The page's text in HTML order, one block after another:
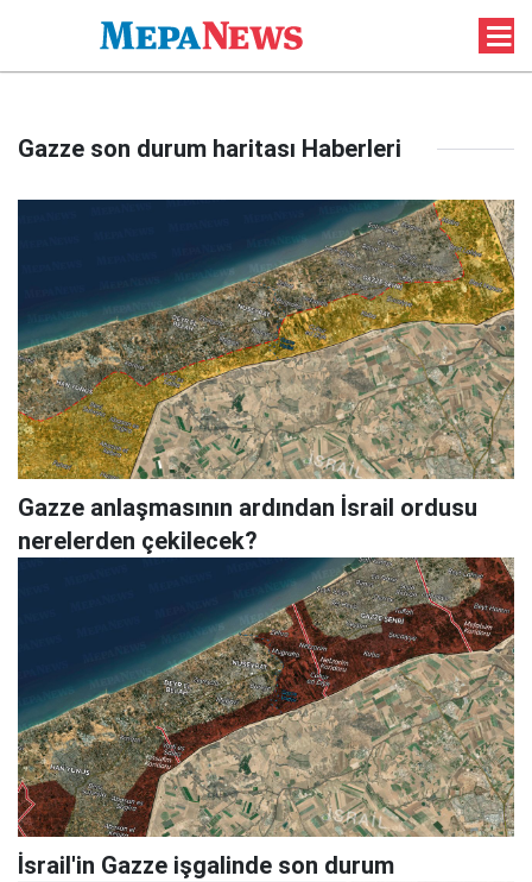
Gazze son durum haritası Haberleri
Gazze anlaşmasının ardından İsrail ordusu
nerelerden çekilecek?
İsrail'in Gazze işgalinde son durum